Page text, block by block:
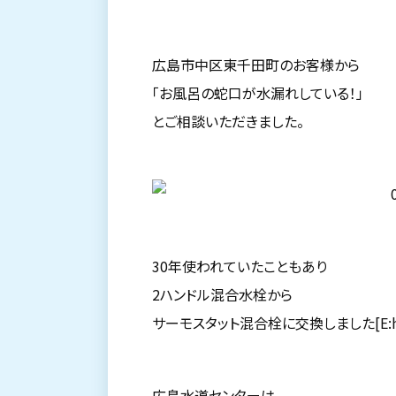
広島市中区東千田町のお客様から
「お風呂の蛇口が水漏れしている！」
とご相談いただきました。
30年使われていたこともあり
2ハンドル混合水栓から
サーモスタット混合栓に交換しました